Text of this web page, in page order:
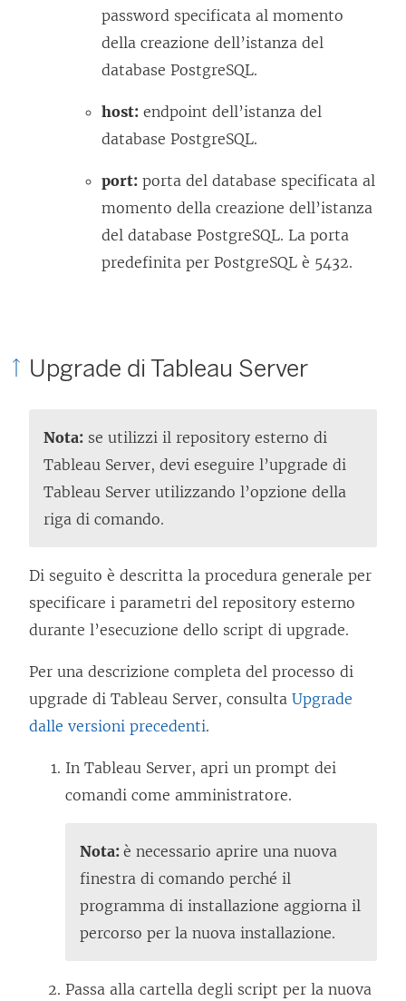
password specificata al momento
della creazione dell’istanza del
database PostgreSQL.
host: endpoint dell’istanza del
database PostgreSQL.
port: porta del database specificata al
momento della creazione dell’istanza
del database PostgreSQL. La porta
predefinita per PostgreSQL è 5432.
Upgrade di Tableau Server
Nota: se utilizzi il repository esterno di
Tableau Server, devi eseguire l’upgrade di
Tableau Server utilizzando l’opzione della
riga di comando.
Di seguito è descritta la procedura generale per
specificare i parametri del repository esterno
durante l’esecuzione dello script di upgrade.
Per una descrizione completa del processo di
upgrade di Tableau Server, consulta Upgrade
dalle versioni precedenti.
In Tableau Server, apri un prompt dei
comandi come amministratore.
Nota: è necessario aprire una nuova
finestra di comando perché il
programma di installazione aggiorna il
percorso per la nuova installazione.
Passa alla cartella degli script per la nuova